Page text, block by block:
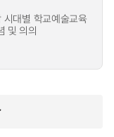
대별 학교예술교육
및 의의